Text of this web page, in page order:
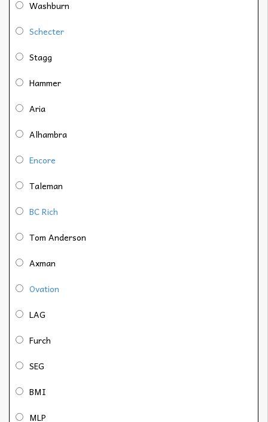
Washburn
Schecter
Stagg
Hammer
Aria
Alhambra
Encore
Taleman
BC Rich
Tom Anderson
Axman
Ovation
LAG
Furch
SEG
BMI
MLP